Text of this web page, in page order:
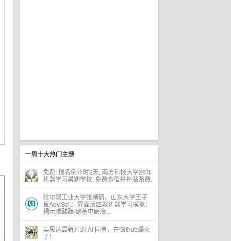
一周十大热门主题
免费! 报名倒计时2天, 南方科技大学26年
机器学习暑期学校, 免费食宿并补贴路费.
哈尔滨工业大学张颖鹤、山东大学王子
良Adv.Sci.：界面反应器机器学习模拟：
揭示碳酸酯/醚基电解液...
吴恩达最新开源 AI 同事，在Github爆火
了！